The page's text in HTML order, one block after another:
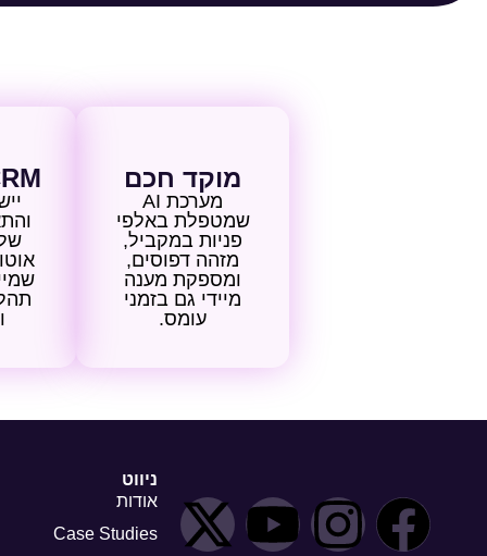
מוקד חכם
מערכת AI
שמטפלת באלפי
פניות במקביל,
מזהה דפוסים,
ומספקת מענה
מיידי גם בזמני
עומס.
ניווט
אודות
Case Studies